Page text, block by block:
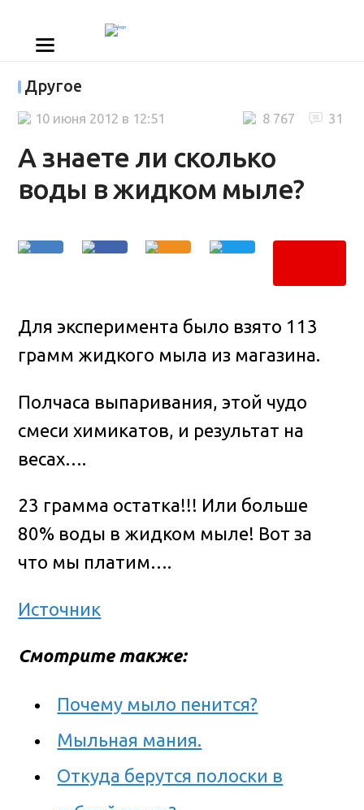
Другое
А знаете ли сколько
воды в жидком мыле?
31
8 767
10 июня 2012 в 12:51
Для эксперимента было взято 113
грамм жидкого мыла из магазина.
Полчаса выпаривания, этой чудо
смеси химикатов, и результат на
весах….
23 грамма остатка!!! Или больше
80% воды в жидком мыле! Вот за
что мы платим….
Источник
Смотрите также:
Почему мыло пенится?
Мыльная мания.
Откуда берутся полоски в